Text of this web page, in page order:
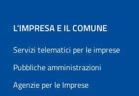
L’IMPRESA E IL COMUNE
Servizi telematici per le imprese
Pubbliche amministrazioni
Agenzie per le Imprese